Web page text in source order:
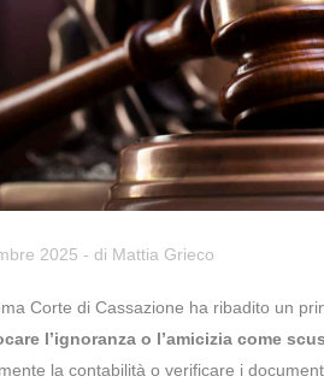
2025 - di Mattia Grieco
Corte di Cassazione ha ribadito un
l’ignoranza o l’amicizia come
la contabilità o verificare i